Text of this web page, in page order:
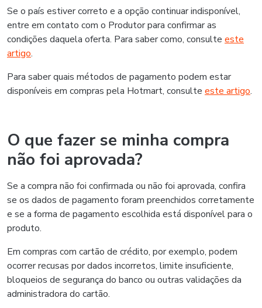
Se o país estiver correto e a opção continuar indisponível,
entre em contato com o Produtor para confirmar as
condições daquela oferta. Para saber como, consulte este
artigo.
Para saber quais métodos de pagamento podem estar
disponíveis em compras pela Hotmart, consulte este artigo.
O que fazer se minha compra
não foi aprovada?
Se a compra não foi confirmada ou não foi aprovada, confira
se os dados de pagamento foram preenchidos corretamente
e se a forma de pagamento escolhida está disponível para o
produto.
Em compras com cartão de crédito, por exemplo, podem
ocorrer recusas por dados incorretos, limite insuficiente,
bloqueios de segurança do banco ou outras validações da
administradora do cartão.